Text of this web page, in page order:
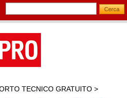
TECNICO GRATUITO >